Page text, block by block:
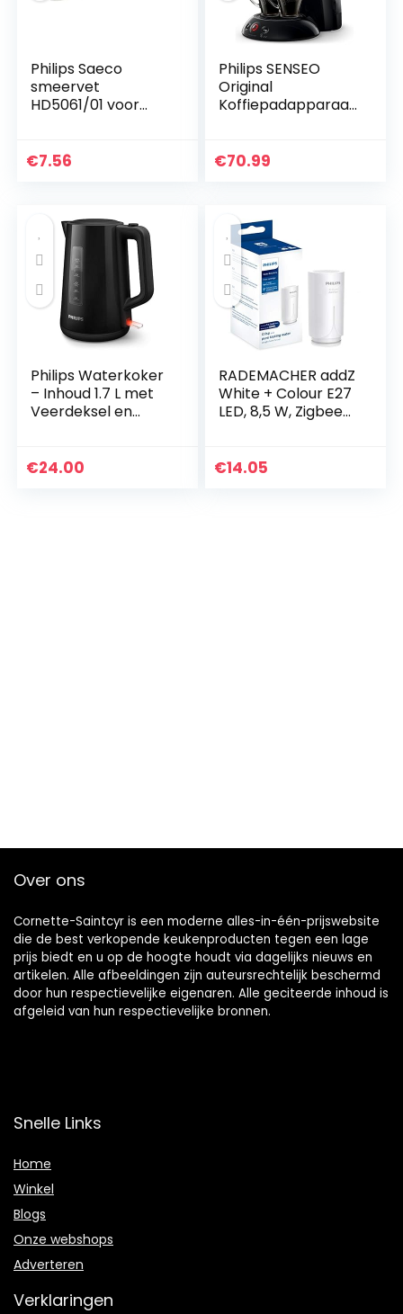
Philips Saeco
smeervet
HD5061/01 voor
€7.56
Philips SENSEO
Original
Koffiepadapparaat
crèmelaagje –
€70.99
Philips Waterkoker
– Inhoud 1.7 L met
Veerdeksel en
(HD9318/20)
€24.00
RADEMACHER addZ
White + Colour E27
LED, 8,5 W, Zigbee
kleuren, dimbaar
€14.05
Over ons
Cornette-Saintcyr is een moderne alles-in-één-prijswebsite
die de best verkopende keukenproducten tegen een lage
prijs biedt en u op de hoogte houdt via dagelijks nieuws en
artikelen. Alle afbeeldingen zijn auteursrechtelijk beschermd
door hun respectievelijke eigenaren. Alle geciteerde inhoud is
afgeleid van hun respectievelijke bronnen.
Snelle Links
Home
Winkel
Blogs
Onze webshops
Adverteren
Verklaringen